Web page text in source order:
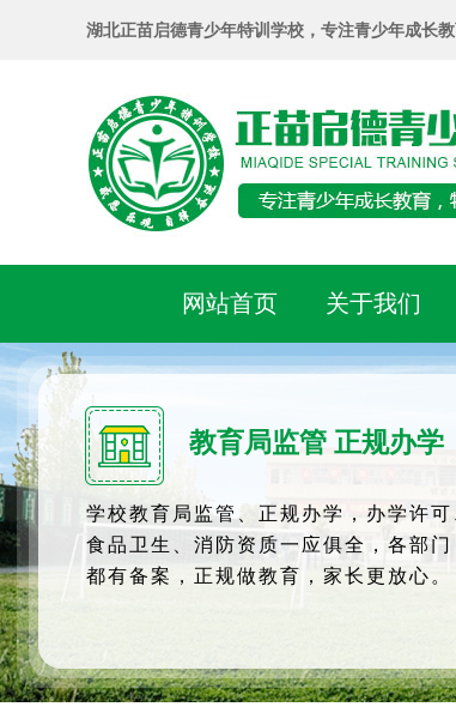
湖北正苗启德青少年特训学校，专注青少年成长
网站首页 关于我们
教育局监管 正规办学
学校教育局监管、正规办学，办学许可
食品卫生、消防资质一应俱全，各部门
都有备案，正规做教育，家长更放心。